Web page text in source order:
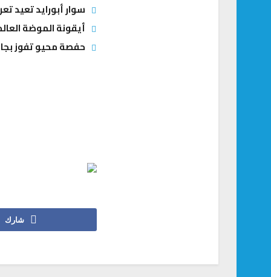
سوار أبورايد
أيقونة الموضة
حفصة محيو تفوز
شارك